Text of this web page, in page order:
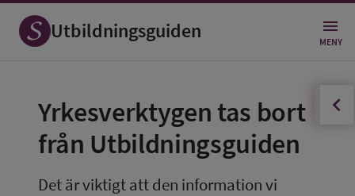
Utbildningsguiden MENY
Öppna
Yrkesverktygen tas bort
från Utbildningsguiden
Det är viktigt att den information vi